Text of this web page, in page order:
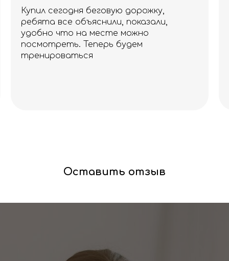
Купил манжеты на ноги для
тренировок. Уже несколько раз
тренируюсь с ними. И особое
благодарность вежливым
сотрудникам, отличное обслуживание
Оставить отзыв